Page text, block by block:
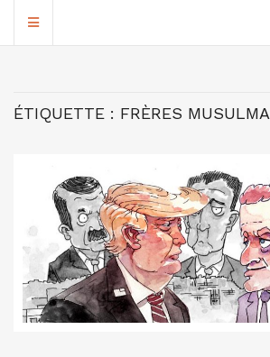
ÉTIQUETTE : FRÈRES